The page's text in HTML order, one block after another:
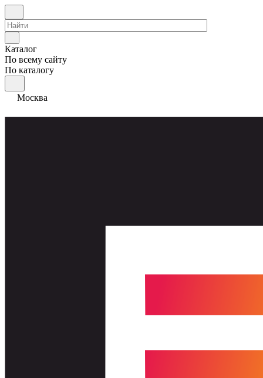
Каталог
По всему сайту
По каталогу
Москва